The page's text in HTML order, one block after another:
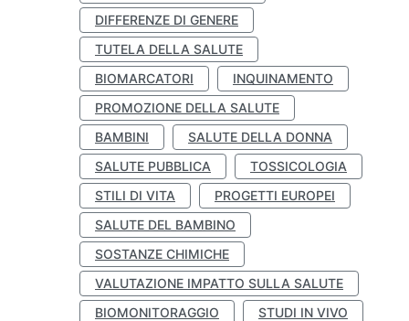
DIFFERENZE DI GENERE
TUTELA DELLA SALUTE
BIOMARCATORI
INQUINAMENTO
PROMOZIONE DELLA SALUTE
BAMBINI
SALUTE DELLA DONNA
SALUTE PUBBLICA
TOSSICOLOGIA
STILI DI VITA
PROGETTI EUROPEI
SALUTE DEL BAMBINO
SOSTANZE CHIMICHE
VALUTAZIONE IMPATTO SULLA SALUTE
BIOMONITORAGGIO
STUDI IN VIVO